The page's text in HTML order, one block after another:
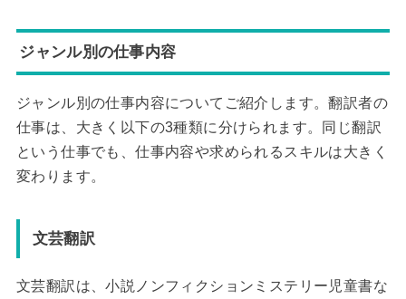
ジャンル別の仕事内容
ジャンル別の仕事内容についてご紹介します。翻訳者の
仕事は、大きく以下の3種類に分けられます。同じ翻訳
という仕事でも、仕事内容や求められるスキルは大きく
変わります。
文芸翻訳
文芸翻訳は、小説ノンフィクションミステリー児童書な